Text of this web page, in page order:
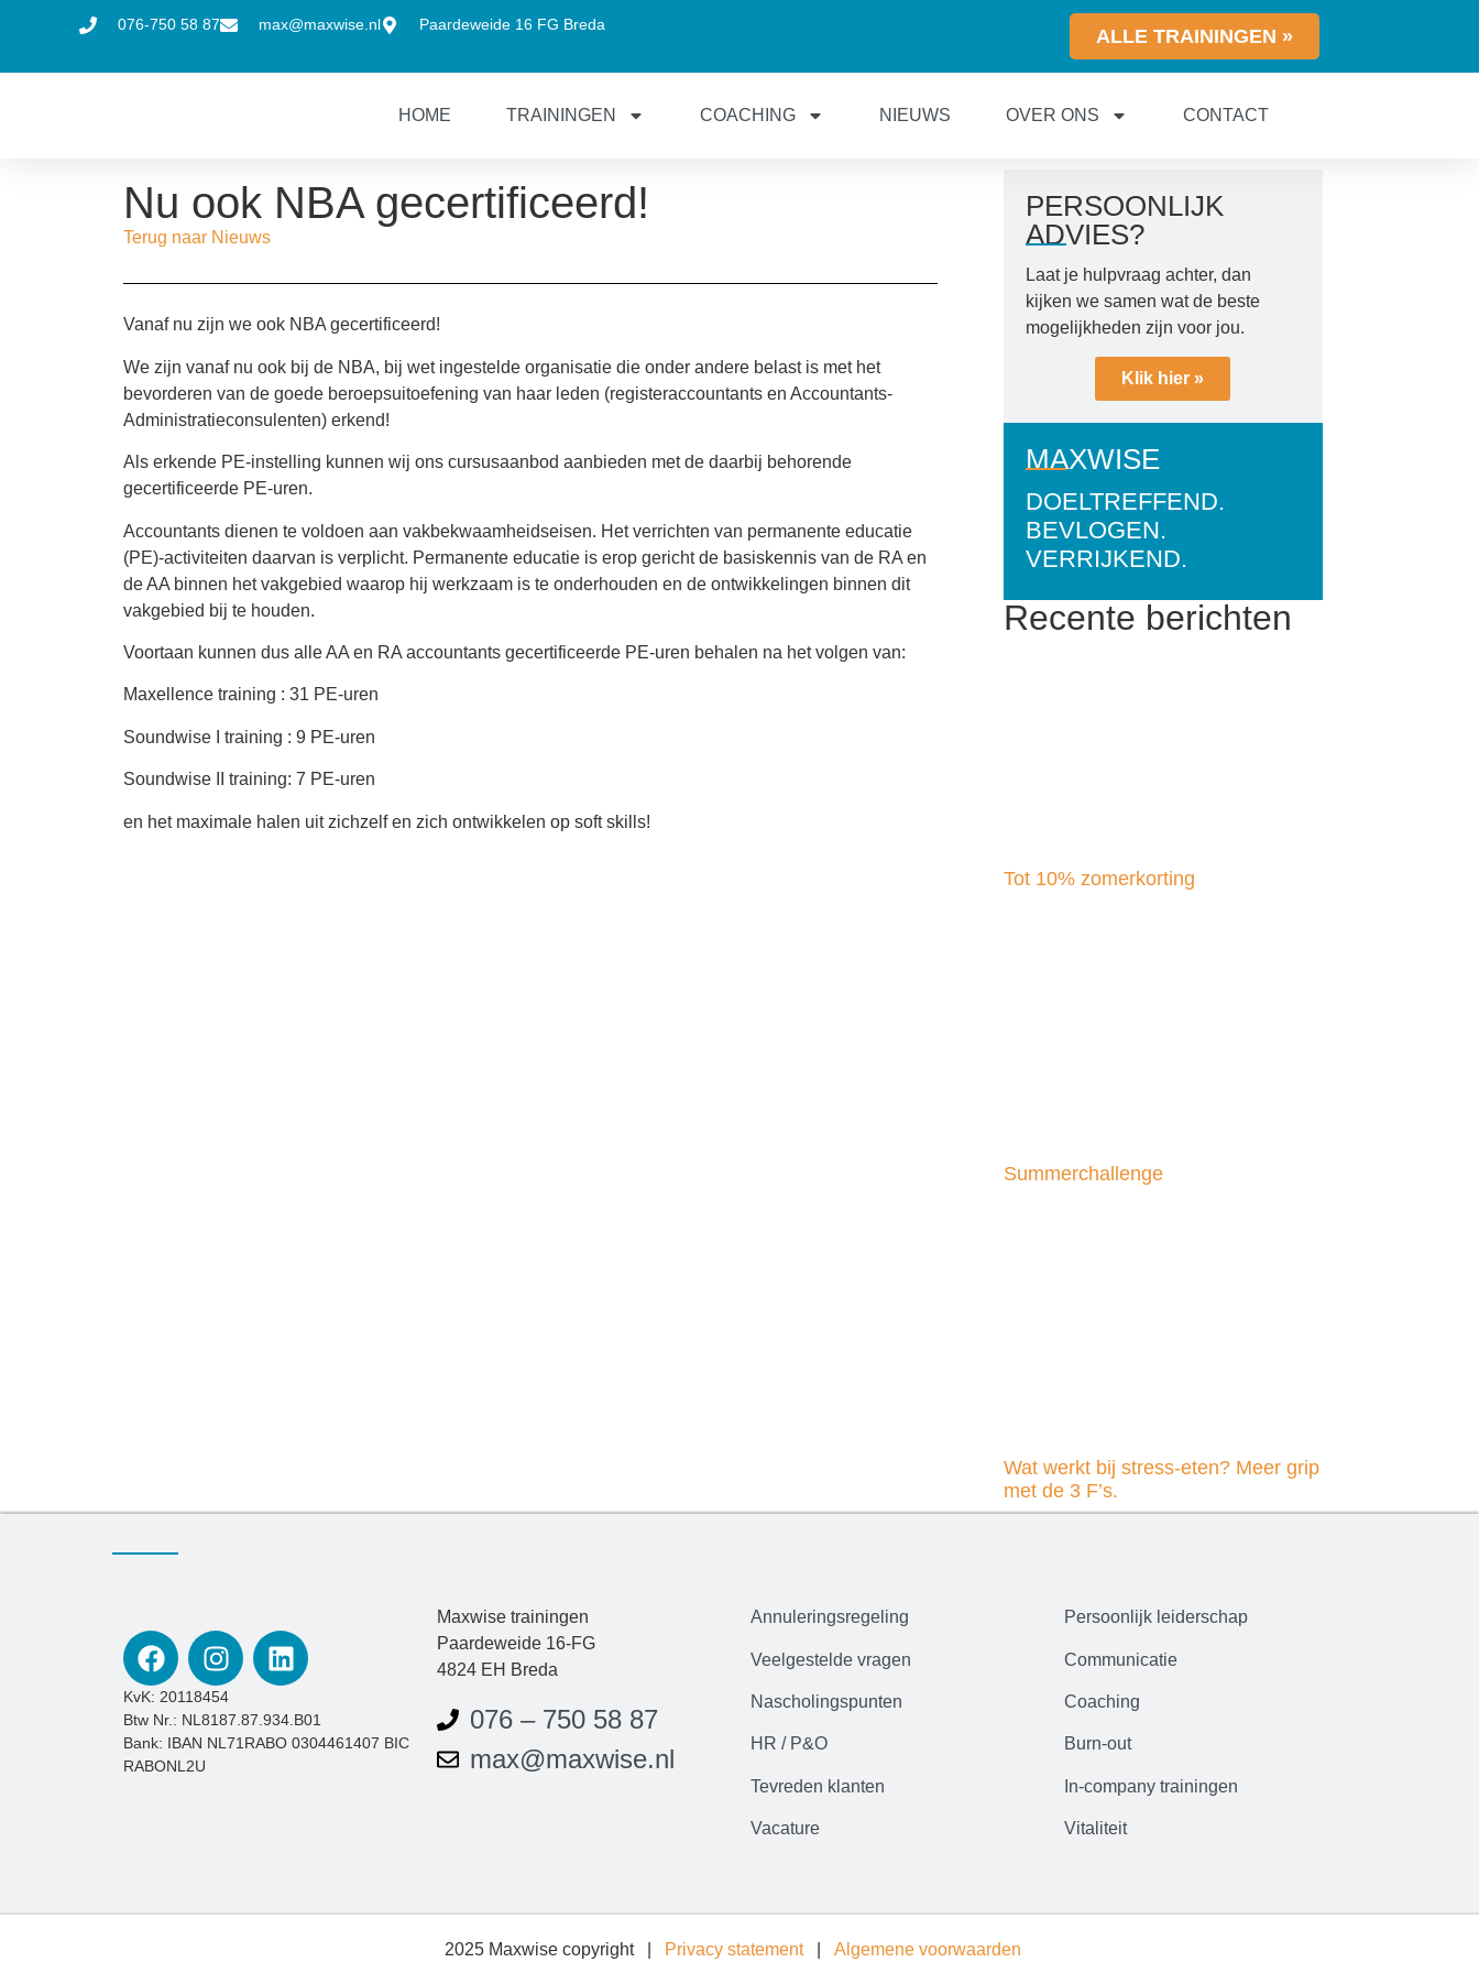
076-750 58 87 max@maxwise.nl Paardeweide 16 FG Breda
ALLE TRAININGEN »
HOME TRAININGEN COACHING NIEUWS OVER ONS CONTACT
Nu ook NBA gecertificeerd!
Terug naar Nieuws
Vanaf nu zijn we ook NBA gecertificeerd!
We zijn vanaf nu ook bij de NBA, bij wet ingestelde organisatie die onder andere belast is met het
bevorderen van de goede beroepsuitoefening van haar leden (registeraccountants en Accountants-
Administratieconsulenten) erkend!
Als erkende PE-instelling kunnen wij ons cursusaanbod aanbieden met de daarbij behorende
gecertificeerde PE-uren.
Accountants dienen te voldoen aan vakbekwaamheidseisen. Het verrichten van permanente educatie
(PE)-activiteiten daarvan is verplicht. Permanente educatie is erop gericht de basiskennis van de RA en
de AA binnen het vakgebied waarop hij werkzaam is te onderhouden en de ontwikkelingen binnen dit
vakgebied bij te houden.
Voortaan kunnen dus alle AA en RA accountants gecertificeerde PE-uren behalen na het volgen van:
Maxellence training : 31 PE-uren
Soundwise I training : 9 PE-uren
Soundwise II training: 7 PE-uren
en het maximale halen uit zichzelf en zich ontwikkelen op soft skills!
PERSOONLIJK
ADVIES?
Laat je hulpvraag achter, dan
kijken we samen wat de beste
mogelijkheden zijn voor jou.
Klik hier »
MAXWISE
DOELTREFFEND.
BEVLOGEN.
VERRIJKEND.
Recente berichten
Tot 10% zomerkorting
Summerchallenge
Wat werkt bij stress-eten? Meer grip
met de 3 F’s.
KvK: 20118454
Btw Nr.: NL8187.87.934.B01
Bank: IBAN NL71RABO 0304461407 BIC
RABONL2U
Maxwise trainingen
Paardeweide 16-FG
4824 EH Breda
076 – 750 58 87
max@maxwise.nl
Annuleringsregeling
Veelgestelde vragen
Nascholingspunten
HR / P&O
Tevreden klanten
Vacature
Persoonlijk leiderschap
Communicatie
Coaching
Burn-out
In-company trainingen
Vitaliteit
2025 Maxwise copyright | Privacy statement| Algemene voorwaarden